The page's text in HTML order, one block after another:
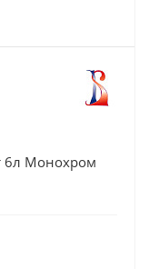
6л Монохром